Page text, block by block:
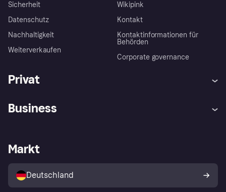
Sicherheit
Datenschutz
Nachhaltigkeit
Weiterverkaufen
Wikipink
Kontakt
Kontaktinformationen für
Behörden
Corporate governance
Privat
Klarna App
Shops entdecken
Käuferschutzrichtlinie
Dein Widerrufsrecht
Business
Händlerportal
Markt
Deutschland